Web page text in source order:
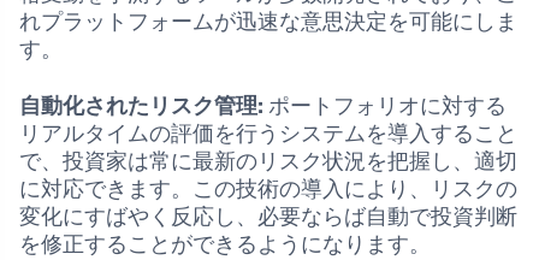
れプラットフォームが迅速な意思決定を可能にしま
す。
自動化されたリスク管理: ポートフォリオに対する
リアルタイムの評価を行うシステムを導入すること
で、投資家は常に最新のリスク状況を把握し、適切
に対応できます。この技術の導入により、リスクの
変化にすばやく反応し、必要ならば自動で投資判断
を修正することができるようになります。